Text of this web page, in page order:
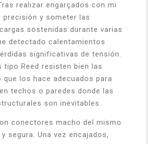
realizar engarçados con mi
precisión y someter las
sostenidas durante varias
detectado calentamientos
significativas de tensión.
Reed resisten bien las
que los hace adecuados para
techos o paredes donde las
son inevitables.
conectores macho del mismo
segura. Una vez encajados,